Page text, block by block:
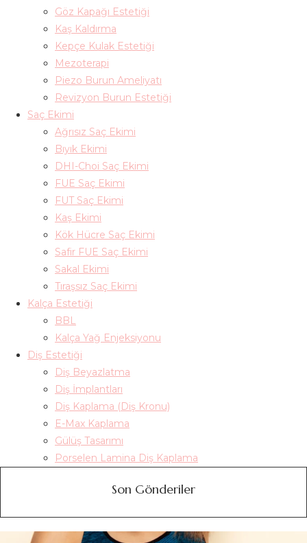
Göz Kapağı Estetiği
Kaş Kaldırma
Kepçe Kulak Estetiği
Mezoterapi
Piezo Burun Ameliyatı
Revizyon Burun Estetiği
Saç Ekimi
Ağrısız Saç Ekimi
Bıyık Ekimi
DHI-Choi Saç Ekimi
FUE Saç Ekimi
FUT Saç Ekimi
Kaş Ekimi
Kök Hücre Saç Ekimi
Safir FUE Saç Ekimi
Sakal Ekimi
Tıraşsız Saç Ekimi
Kalça Estetiği
BBL
Kalça Yağ Enjeksiyonu
Diş Estetiği
Diş Beyazlatma
Diş İmplantları
Diş Kaplama (Diş Kronu)
E-Max Kaplama
Gülüş Tasarımı
Porselen Lamina Diş Kaplama
Son Gönderiler